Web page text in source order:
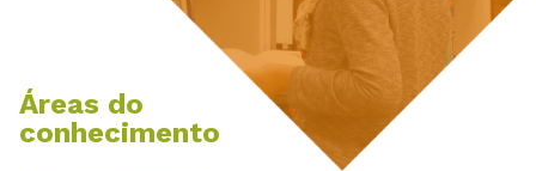
Áreas do
conhecimento